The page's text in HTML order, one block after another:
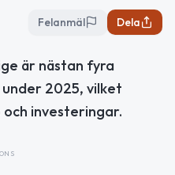
Felanmäl Dela
är nästan fyra
2025, vilket
investeringar.